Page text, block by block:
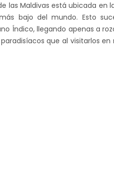
las Maldivas está ubicada en
bajo del mundo. Esto
Índico, llegando apenas a
que al visitarlos